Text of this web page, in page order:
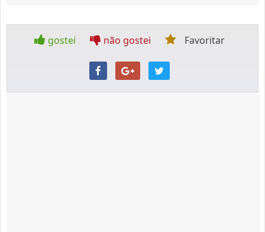
gostei não gostei Favoritar